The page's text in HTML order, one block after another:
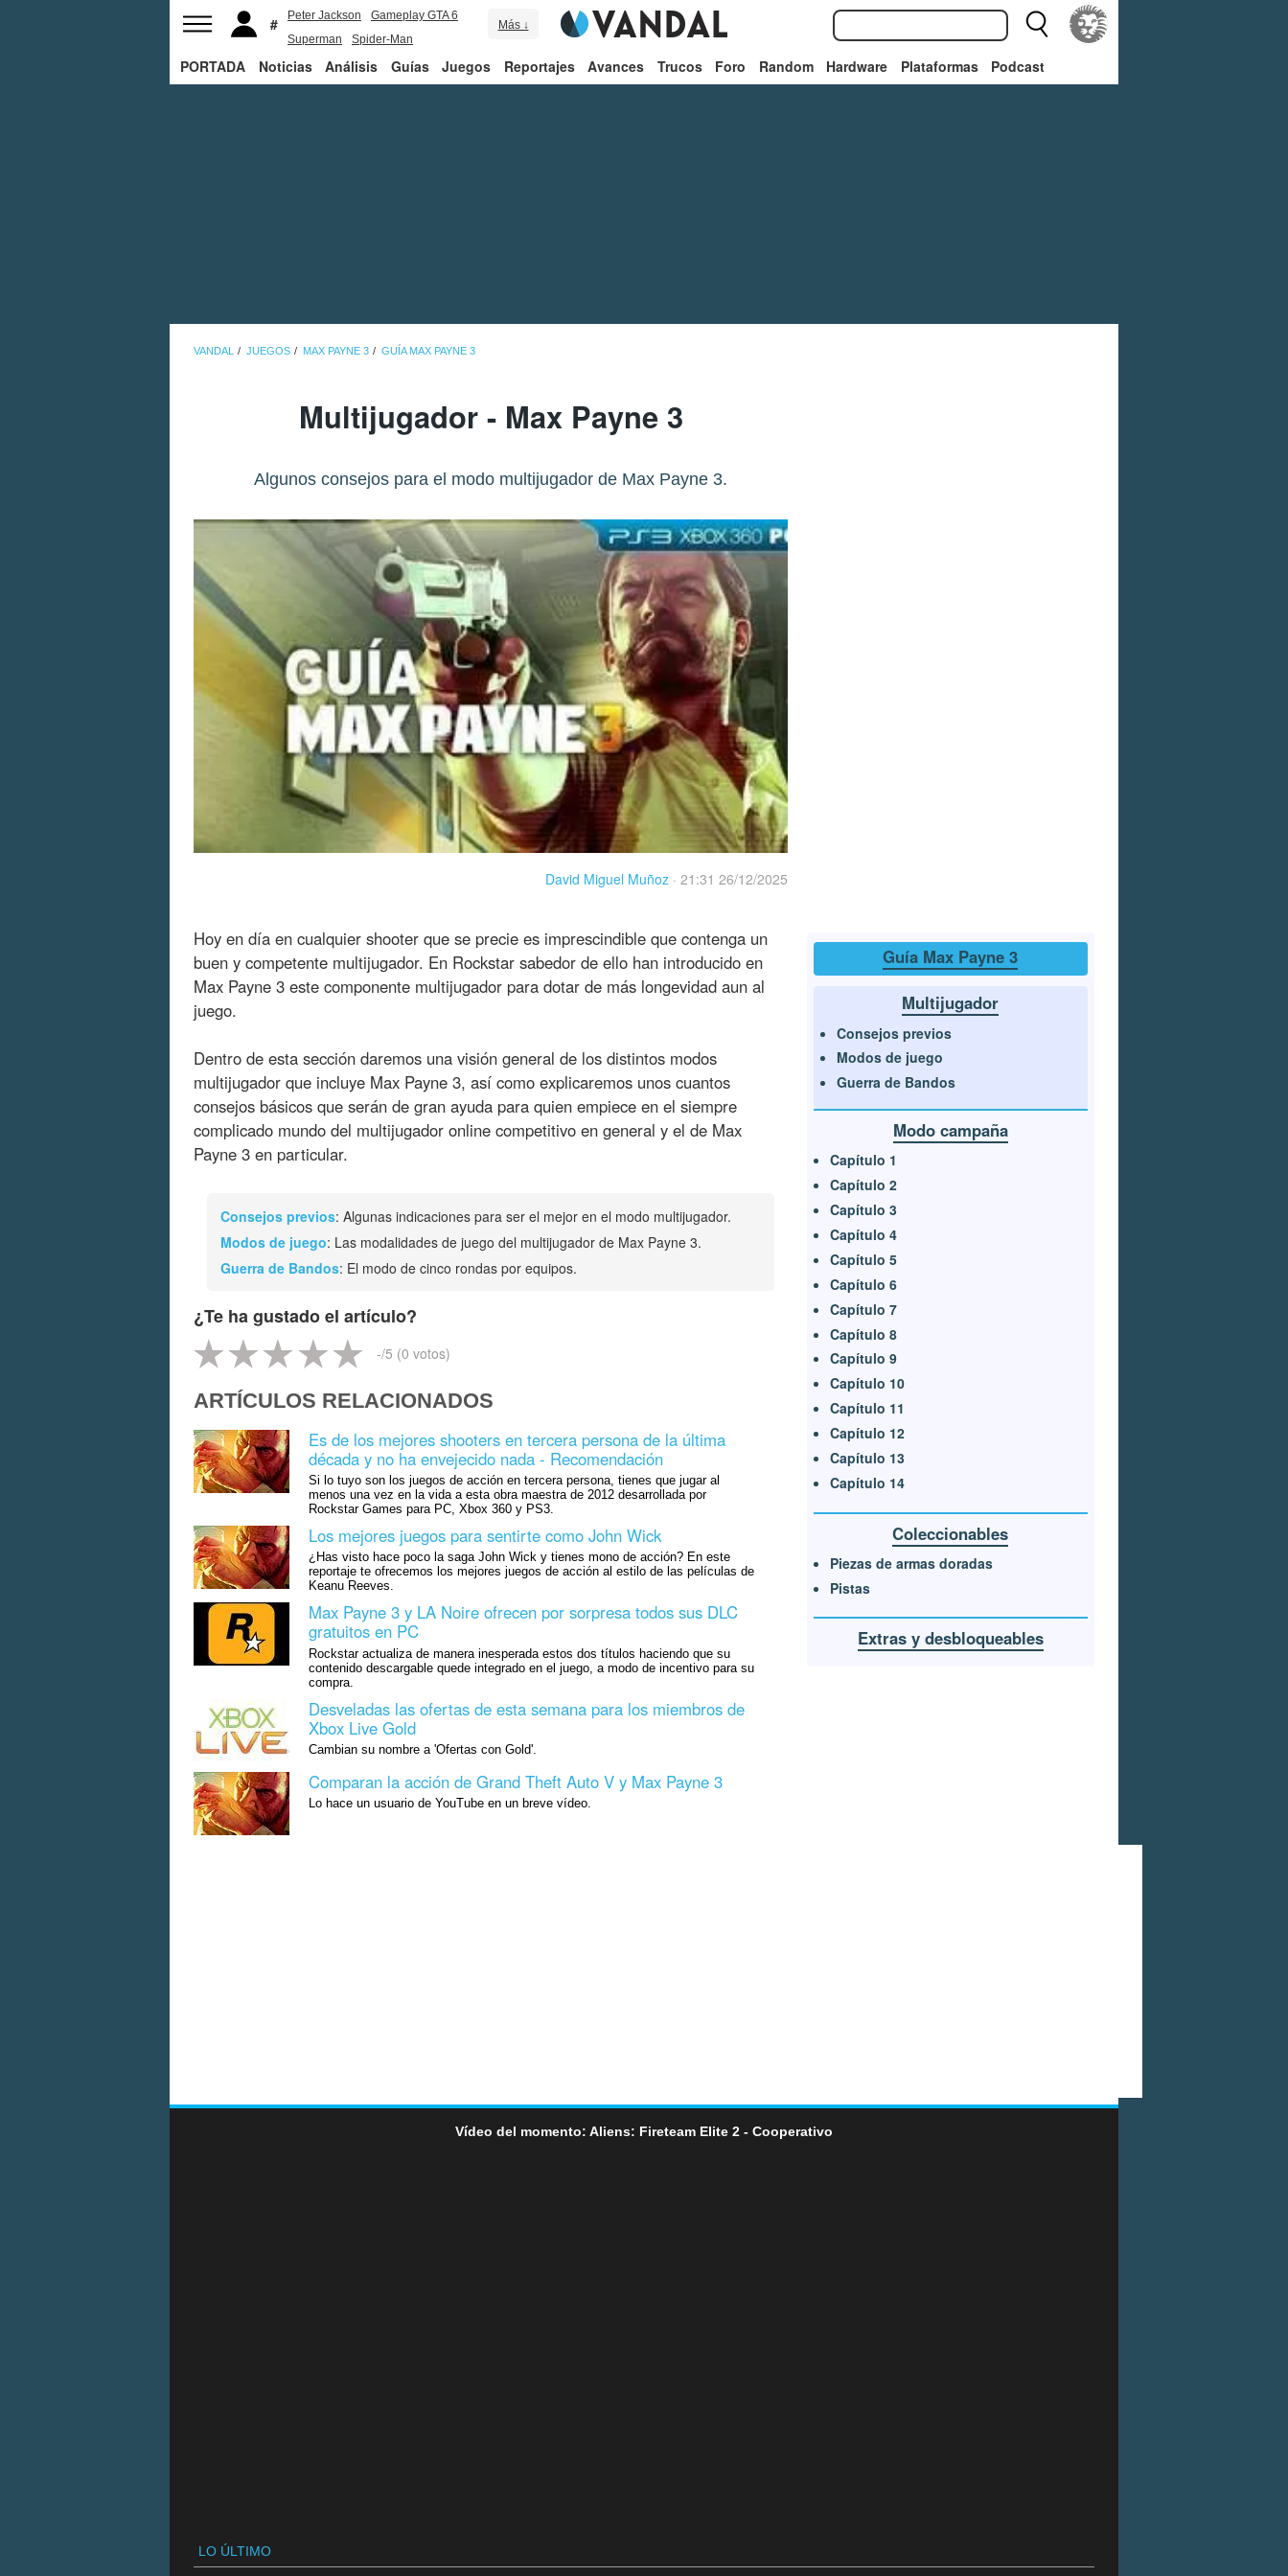
Peter Jackson
Gameplay GTA 6
Superman
Spider-Man
Más ↓
PORTADA Noticias Análisis Guías Juegos Reportajes Avances Trucos Foro Random Hardware Plataformas Podcast
VANDAL JUEGOS MAX PAYNE 3 GUÍA MAX PAYNE 3
Multijugador - Max Payne 3
Algunos consejos para el modo multijugador de Max Payne 3.
David Miguel Muñoz · 21:31 26/12/2025
Hoy en día en cualquier shooter que se precie es imprescindible que contenga un
buen y competente multijugador. En Rockstar sabedor de ello han introducido en
Max Payne 3 este componente multijugador para dotar de más longevidad aun al
juego.
Dentro de esta sección daremos una visión general de los distintos modos
multijugador que incluye Max Payne 3, así como explicaremos unos cuantos
consejos básicos que serán de gran ayuda para quien empiece en el siempre
complicado mundo del multijugador online competitivo en general y el de Max
Payne 3 en particular.
Consejos previos: Algunas indicaciones para ser el mejor en el modo multijugador.
Modos de juego: Las modalidades de juego del multijugador de Max Payne 3.
Guerra de Bandos: El modo de cinco rondas por equipos.
¿Te ha gustado el artículo?
-/5 (0 votos)
ARTÍCULOS RELACIONADOS
Es de los mejores shooters en tercera persona de la última
década y no ha envejecido nada - Recomendación
Si lo tuyo son los juegos de acción en tercera persona, tienes que jugar al
menos una vez en la vida a esta obra maestra de 2012 desarrollada por
Rockstar Games para PC, Xbox 360 y PS3.
Los mejores juegos para sentirte como John Wick
¿Has visto hace poco la saga John Wick y tienes mono de acción? En este
reportaje te ofrecemos los mejores juegos de acción al estilo de las películas de
Keanu Reeves.
Max Payne 3 y LA Noire ofrecen por sorpresa todos sus DLC
gratuitos en PC
Rockstar actualiza de manera inesperada estos dos títulos haciendo que su
contenido descargable quede integrado en el juego, a modo de incentivo para su
compra.
Desveladas las ofertas de esta semana para los miembros de
Xbox Live Gold
Cambian su nombre a 'Ofertas con Gold'.
Comparan la acción de Grand Theft Auto V y Max Payne 3
Lo hace un usuario de YouTube en un breve vídeo.
Guía Max Payne 3
Multijugador
Consejos previos
Modos de juego
Guerra de Bandos
Modo campaña
Capítulo 1
Capítulo 2
Capítulo 3
Capítulo 4
Capítulo 5
Capítulo 6
Capítulo 7
Capítulo 8
Capítulo 9
Capítulo 10
Capítulo 11
Capítulo 12
Capítulo 13
Capítulo 14
Coleccionables
Piezas de armas doradas
Pistas
Extras y desbloqueables
Vídeo del momento: Aliens: Fireteam Elite 2 - Cooperativo
LO ÚLTIMO